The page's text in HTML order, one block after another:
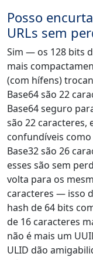
Posso
URLs sem
Sim — os 128 bits
mais
(com hífens)
Base64 são 22
Base64 seguro
são 22 caracteres,
confundíveis
Base32 são 26
esses são sem
volta para os
caracteres — isso
hash de 64 bits
de 16 caracteres
não é mais um
ULID dão